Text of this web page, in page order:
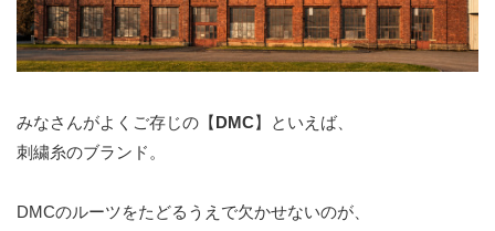
みなさんがよくご存じの【DMC】といえば、
刺繍糸のブランド。
DMCのルーツをたどるうえで欠かせないのが、